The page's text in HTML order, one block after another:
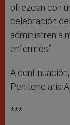
ofrezcan con
celebración
administren a
enfermos”.
A
Penitenciaría
***